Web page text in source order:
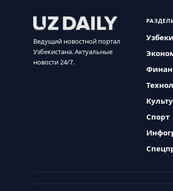
Ведущий новостной портал
Узбекистана. Актуальные
новости 24/7.
Спорт